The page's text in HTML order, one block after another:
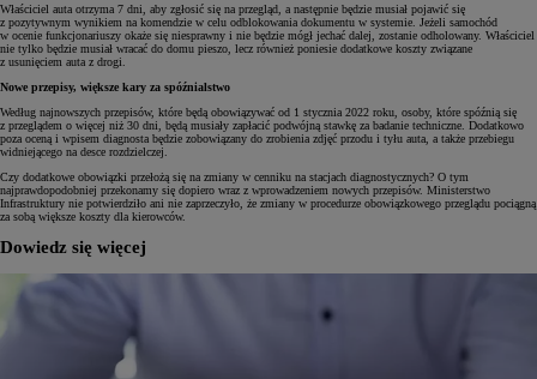
Właściciel auta otrzyma 7 dni, aby zgłosić się na przegląd, a następnie będzie musiał pojawić się
z pozytywnym wynikiem na komendzie w celu odblokowania dokumentu w systemie. Jeżeli samochód
w ocenie funkcjonariuszy okaże się niesprawny i nie będzie mógł jechać dalej, zostanie odholowany. Właściciel
nie tylko będzie musiał wracać do domu pieszo, lecz również poniesie dodatkowe koszty związane
z usunięciem auta z drogi.
Nowe przepisy, większe kary za spóźnialstwo
Według najnowszych przepisów, które będą obowiązywać od 1 stycznia 2022 roku, osoby, które spóźnią się
z przeglądem o więcej niż 30 dni, będą musiały zapłacić podwójną stawkę za badanie techniczne. Dodatkowo
poza oceną i wpisem diagnosta będzie zobowiązany do zrobienia zdjęć przodu i tyłu auta, a także przebiegu
widniejącego na desce rozdzielczej.
Czy dodatkowe obowiązki przełożą się na zmiany w cenniku na stacjach diagnostycznych? O tym
najprawdopodobniej przekonamy się dopiero wraz z wprowadzeniem nowych przepisów. Ministerstwo
Infrastruktury nie potwierdziło ani nie zaprzeczyło, że zmiany w procedurze obowiązkowego przeglądu pociągną
za sobą większe koszty dla kierowców.
Dowiedz się więcej